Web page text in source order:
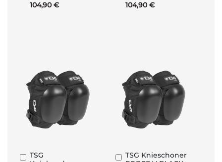
104,90 € 104,90 €
TSG
In
TSG Knieschoner
In